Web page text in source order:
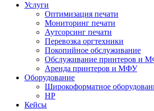
Услуги
Оптимизация печати
Мониторинг печати
Аутсорсинг печати
Перевозка оргтехники
Покопийное обслуживание
Обслуживание принтеров и
Аренда принтеров и МФУ
Оборудование
Широкоформатное
HP
Кейсы